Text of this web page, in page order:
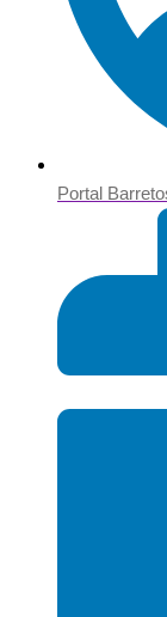
Portal